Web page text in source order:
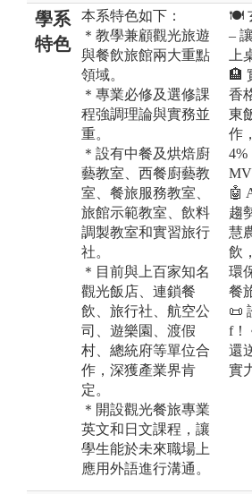
學系
特色
本系特色如下：
＊教學兼顧觀光旅遊
與餐飲旅館兩大重點
領域。
＊專業必修及選修課
程強調理論與實務並
重。
＊設有中餐及烘焙廚
藝教室、西餐廚藝教
室、餐旅服務教室、
旅館示範教室、飲料
調製教室和實習旅行
社。
＊目前與上百家知名
觀光飯店、連鎖餐
飲、旅行社、航空公
司、遊樂園、渡假
村、總統府等單位合
作，深獲產業界肯
定。
＊開設觀光餐旅專業
英文和日文課程，讓
學生能於未來職場上
應用外語進行溝通。
🍽️
–
上
🏨
香
東
作
4%
🤖
趨
慧
飲
環
餐
📜
f！
還
實